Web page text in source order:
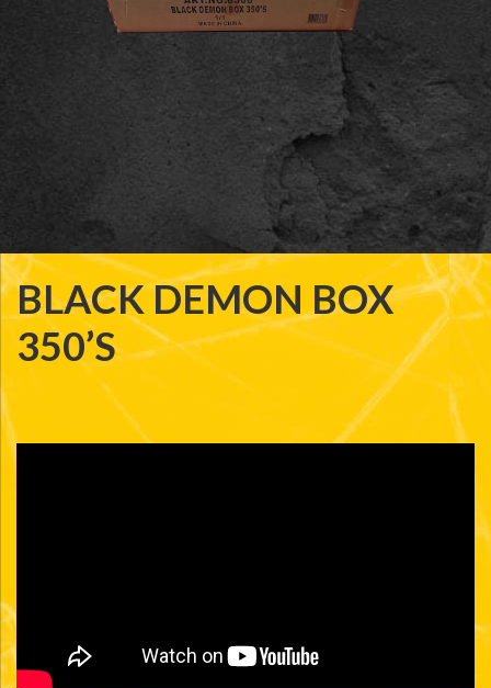
BLACK DEMON BOX
350’S